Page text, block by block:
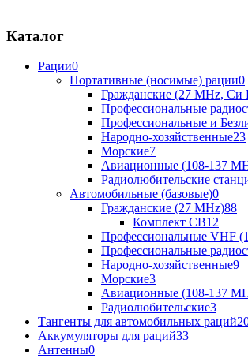
Каталог
Рации0
Портативные (носимые) рации0
Гражданские (27 MHz, Си
Профессиональные
Профессиональные и
Народно-хозяйственные23
Морские7
Авиационные (108-137
Радиолюбительские
Автомобильные (базовые)0
Гражданские (27 MHz)88
Комплект CB12
Профессиональные VHF
Профессиональные
Народно-хозяйственные9
Морские3
Авиационные (108-137
Радиолюбительские3
Тангенты для автомобильных раций
Аккумуляторы для раций33
Антенны0